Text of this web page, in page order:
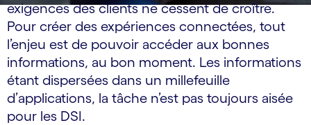
exigences des clients ne cessent de croître.
Pour créer des expériences connectées, tout
l’enjeu est de pouvoir accéder aux bonnes
informations, au bon moment. Les informations
étant dispersées dans un millefeuille
d’applications, la tâche n’est pas toujours aisée
pour les DSI.